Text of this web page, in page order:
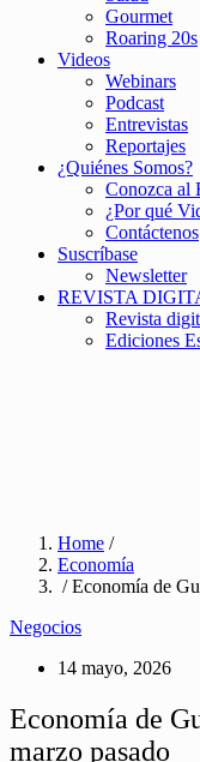
Gourmet
Roaring 20s
Videos
Webinars
Podcast
Entrevistas
Reportajes
¿Quiénes Somos?
Conozca al
¿Por qué
Contáctenos
Suscríbase
Newsletter
REVISTA
Revista
Ediciones
Home /
Economía
/ Economía de
Negocios
14 mayo, 2026
Economía de
marzo pasado